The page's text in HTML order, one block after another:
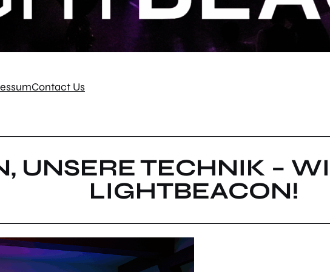
Contact Us
UNSERE TECHNIK –
LIGHTBEACON!